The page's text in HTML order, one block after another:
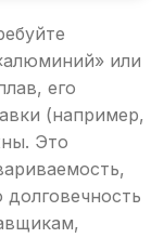
или
его
(например,
Это